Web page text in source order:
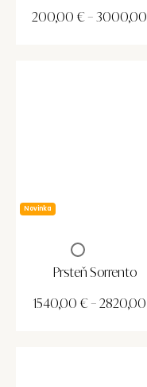
200,00 € – 3000,00
Novinka
Prsteň Sorrento
1540,00 € – 2820,00